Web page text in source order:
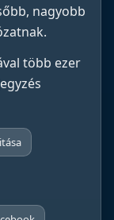
nagyobb
több ezer